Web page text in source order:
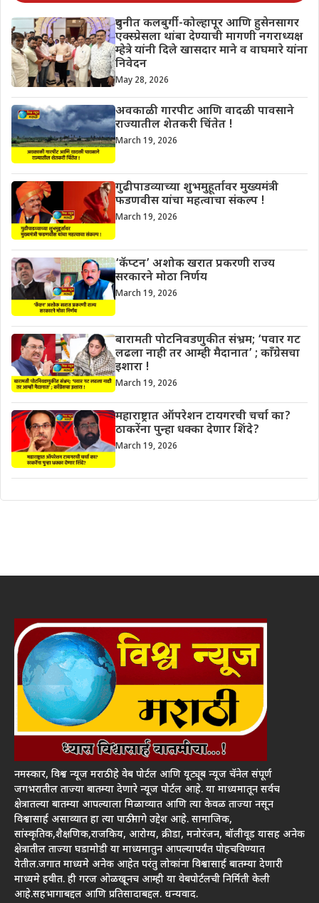
दुधनीत कलबुर्गी-कोल्हापूर आणि हुसेनसागर
एक्स्प्रेसला थांबा देण्याची मागणी नगराध्यक्ष
म्हेत्रे यांनी दिले खासदार माने व वाघमारे यांना
निवेदन
May 28, 2026
अवकाळी गारपीट आणि वादळी पावसाने
राज्यातील शेतकरी चिंतेत !
March 19, 2026
गुढीपाडव्याच्या शुभमुहूर्तावर मुख्यमंत्री
फडणवीस यांचा महत्वाचा संकल्प !
March 19, 2026
‘कॅप्टन’ अशोक खरात प्रकरणी राज्य
सरकारने मोठा निर्णय
March 19, 2026
बारामती पोटनिवडणुकीत संभ्रम; ‘पवार गट
लढला नाही तर आम्ही मैदानात’ ; काँग्रेसचा
इशारा !
March 19, 2026
महाराष्ट्रात ऑपरेशन टायगरची चर्चा का?
ठाकरेंना पुन्हा धक्का देणार शिंदे?
March 19, 2026
नमस्कार, विश्व न्यूज मराठी हे वेब पोर्टल आणि यूट्यूब न्यूज चॅनेल संपूर्ण
जगभरातील ताज्या बातम्या देणारे न्यूज पोर्टल आहे. या माध्यमातून सर्वच
क्षेत्रातल्या बातम्या आपल्याला मिळाव्यात आणि त्या केवळ ताज्या नसून
विश्वासार्ह असाव्यात हा त्या पाठीमागे उद्देश आहे. सामाजिक,
सांस्कृतिक,शैक्षणिक,राजकिय, आरोग्य, क्रीडा, मनोरंजन, बॉलीवूड यासह अनेक
क्षेत्रातील ताज्या घडामोडी या माध्यमातुन आपल्यापर्यंत पोहचविण्यात
येतील.जगात माध्यमे अनेक आहेत परंतु लोकांना विश्वासार्ह बातम्या देणारी
माध्यमे हवीत. ही गरज ओळखूनच आम्ही या वेबपोर्टलची निर्मिती केली
आहे.सहभागाबद्दल आणि प्रतिसादाबद्दल. धन्यवाद.